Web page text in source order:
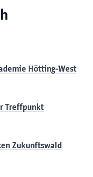
Hötting-West
Treffpunkt
Zukunftswald